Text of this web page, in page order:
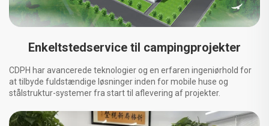
Enkeltstedservice til campingprojekter
CDPH har avancerede teknologier og en erfaren ingeniørhold for
at tilbyde fuldstændige løsninger inden for mobile huse og
stålstruktur-systemer fra start til aflevering af projekter.